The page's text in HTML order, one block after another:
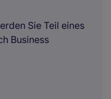
Sie Teil eines
Business